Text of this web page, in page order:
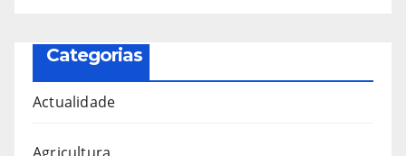
Categorias
Actualidade